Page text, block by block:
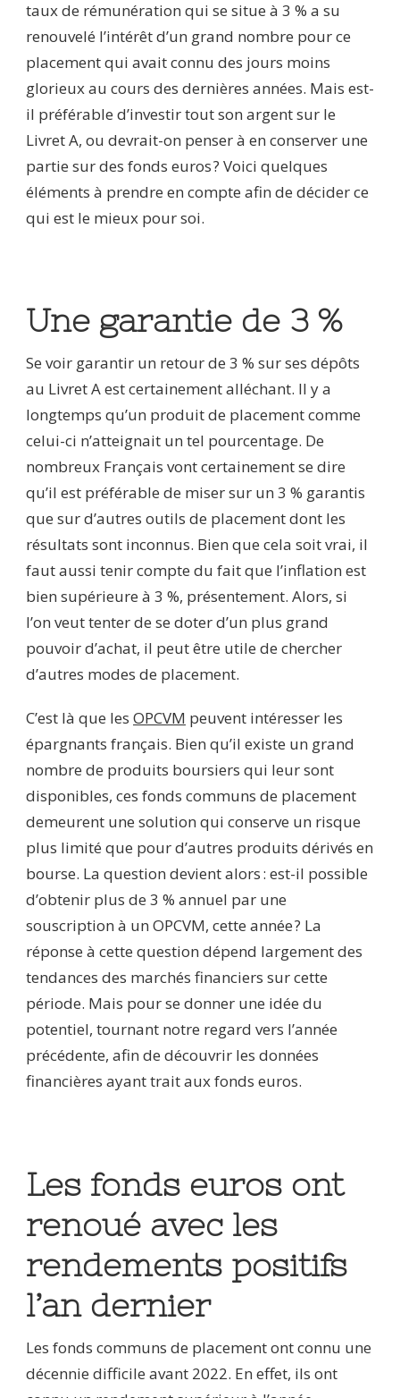
ARGENT
EN
taux de rémunération qui se situe à 3 % a su
renouvelé l’intérêt d’un grand nombre pour ce
placement qui avait connu des jours moins
glorieux au cours des dernières années. Mais est-
il préférable d’investir tout son argent sur le
Livret A, ou devrait-on penser à en conserver une
partie sur des fonds euros ? Voici quelques
éléments à prendre en compte afin de décider ce
qui est le mieux pour soi.
Une garantie de 3 %
Se voir garantir un retour de 3 % sur ses dépôts
au Livret A est certainement alléchant. Il y a
longtemps qu’un produit de placement comme
celui-ci n’atteignait un tel pourcentage. De
nombreux Français vont certainement se dire
qu’il est préférable de miser sur un 3 % garantis
que sur d’autres outils de placement dont les
résultats sont inconnus. Bien que cela soit vrai, il
faut aussi tenir compte du fait que l’inflation est
bien supérieure à 3 %, présentement. Alors, si
l’on veut tenter de se doter d’un plus grand
pouvoir d’achat, il peut être utile de chercher
d’autres modes de placement.
C’est là que les OPCVM peuvent intéresser les
épargnants français. Bien qu’il existe un grand
nombre de produits boursiers qui leur sont
disponibles, ces fonds communs de placement
demeurent une solution qui conserve un risque
plus limité que pour d’autres produits dérivés en
bourse. La question devient alors : est-il possible
d’obtenir plus de 3 % annuel par une
souscription à un OPCVM, cette année ? La
réponse à cette question dépend largement des
tendances des marchés financiers sur cette
période. Mais pour se donner une idée du
potentiel, tournant notre regard vers l’année
précédente, afin de découvrir les données
financières ayant trait aux fonds euros.
Les fonds euros ont
renoué avec les
rendements positifs
l’an dernier
Les fonds communs de placement ont connu une
décennie difficile avant 2022. En effet, ils ont